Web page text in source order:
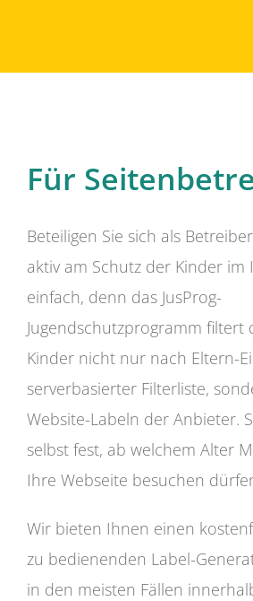
Für
Beteiligen Sie sich als
aktiv am Schutz der Kinder im
einfach, denn das JusProg-
Jugendschutzprogramm filtert
Kinder nicht nur nach Eltern-
serverbasierter Filterliste,
Website-Labeln der Anbieter.
selbst fest, ab welchem Alter
Ihre Webseite besuchen
Wir bieten Ihnen einen
zu bedienenden Label-
in den meisten Fällen